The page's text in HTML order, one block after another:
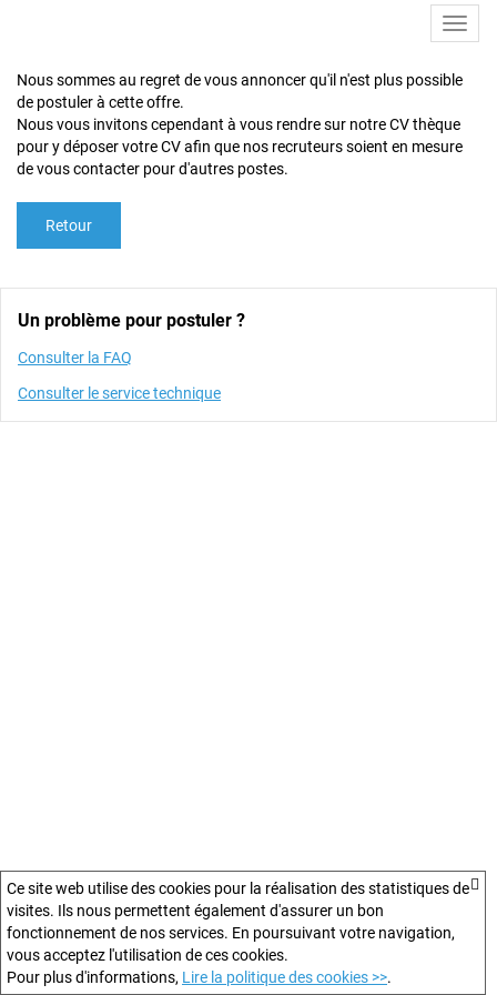
Ce site web utilise des cookies pour la réalisation des statistiques de
visites. Ils nous permettent également d'assurer un bon
fonctionnement de nos services. En poursuivant votre navigation,
vous acceptez l'utilisation de ces cookies.
Pour plus d'informations, Lire la politique des cookies >>.
Nous sommes au regret de vous annoncer qu'il n'est plus possible
de postuler à cette offre.
Nous vous invitons cependant à vous rendre sur notre CV thèque
pour y déposer votre CV afin que nos recruteurs soient en mesure
de vous contacter pour d'autres postes.
Retour
Un problème pour postuler ?
Consulter la FAQ
Consulter le service technique